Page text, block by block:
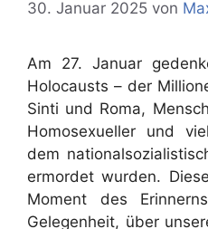
30. Januar 2025 von
Am 27. Januar
Holocausts – der
Sinti und Roma,
Homosexueller und
dem
ermordet wurden.
Moment des
Gelegenheit, über